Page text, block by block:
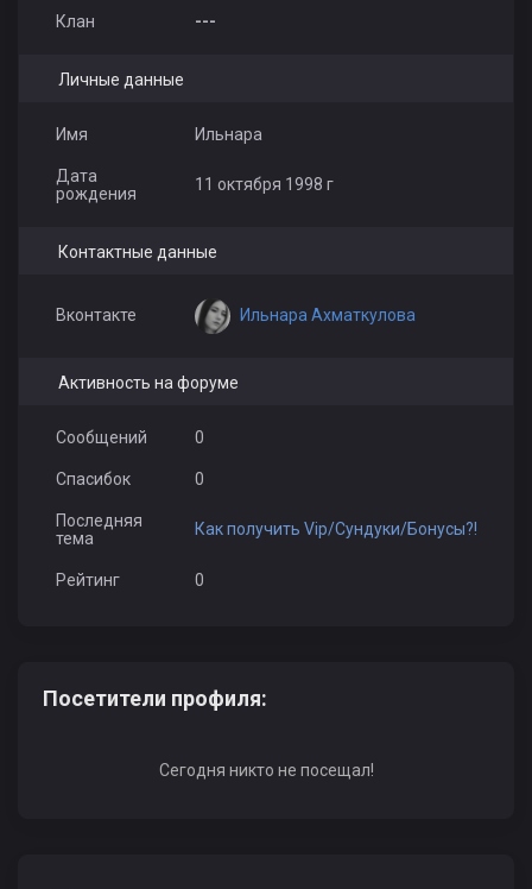
Клан ---
Личные данные
Имя Ильнара
Дата
рождения
11 октября 1998 г
Контактные данные
Вконтакте Ильнара Ахматкулова
Активность на форуме
Сообщений 0
Спасибок 0
Последняя
тема
Как получить Vip/Сундуки/Бонусы?!
Рейтинг 0
Посетители профиля:
Сегодня никто не посещал!